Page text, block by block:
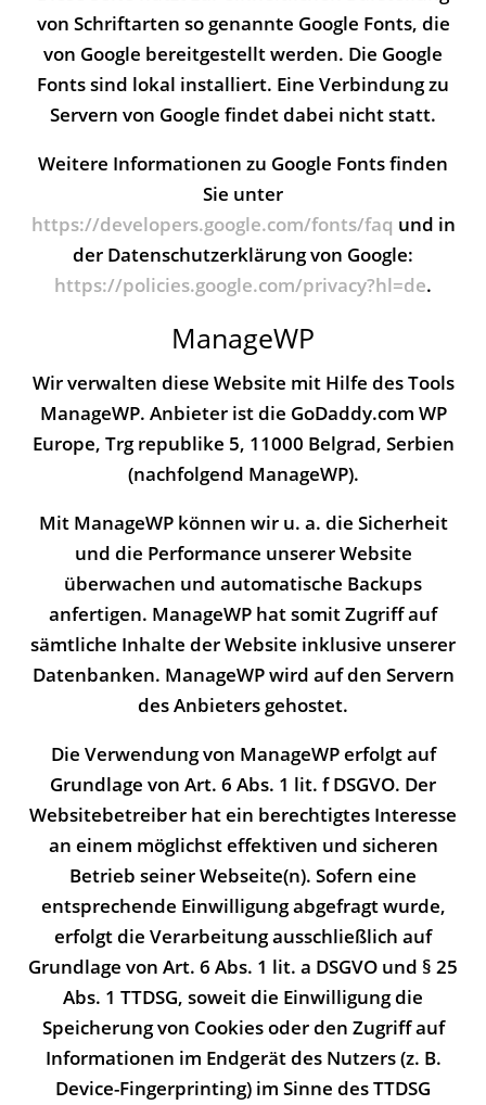
von Schriftarten so genannte Google Fonts, die
von Google bereitgestellt werden. Die Google
Fonts sind lokal installiert. Eine Verbindung zu
Servern von Google findet dabei nicht statt.
Weitere Informationen zu Google Fonts finden
Sie unter
https://developers.google.com/fonts/faq und in
der Datenschutzerklärung von Google:
https://policies.google.com/privacy?hl=de.
ManageWP
Wir verwalten diese Website mit Hilfe des Tools
ManageWP. Anbieter ist die GoDaddy.com WP
Europe, Trg republike 5, 11000 Belgrad, Serbien
(nachfolgend ManageWP).
Mit ManageWP können wir u. a. die Sicherheit
und die Performance unserer Website
überwachen und automatische Backups
anfertigen. ManageWP hat somit Zugriff auf
sämtliche Inhalte der Website inklusive unserer
Datenbanken. ManageWP wird auf den Servern
des Anbieters gehostet.
Die Verwendung von ManageWP erfolgt auf
Grundlage von Art. 6 Abs. 1 lit. f DSGVO. Der
Websitebetreiber hat ein berechtigtes Interesse
an einem möglichst effektiven und sicheren
Betrieb seiner Webseite(n). Sofern eine
entsprechende Einwilligung abgefragt wurde,
erfolgt die Verarbeitung ausschließlich auf
Grundlage von Art. 6 Abs. 1 lit. a DSGVO und § 25
Abs. 1 TTDSG, soweit die Einwilligung die
Speicherung von Cookies oder den Zugriff auf
Informationen im Endgerät des Nutzers (z. B.
Device-Fingerprinting) im Sinne des TTDSG